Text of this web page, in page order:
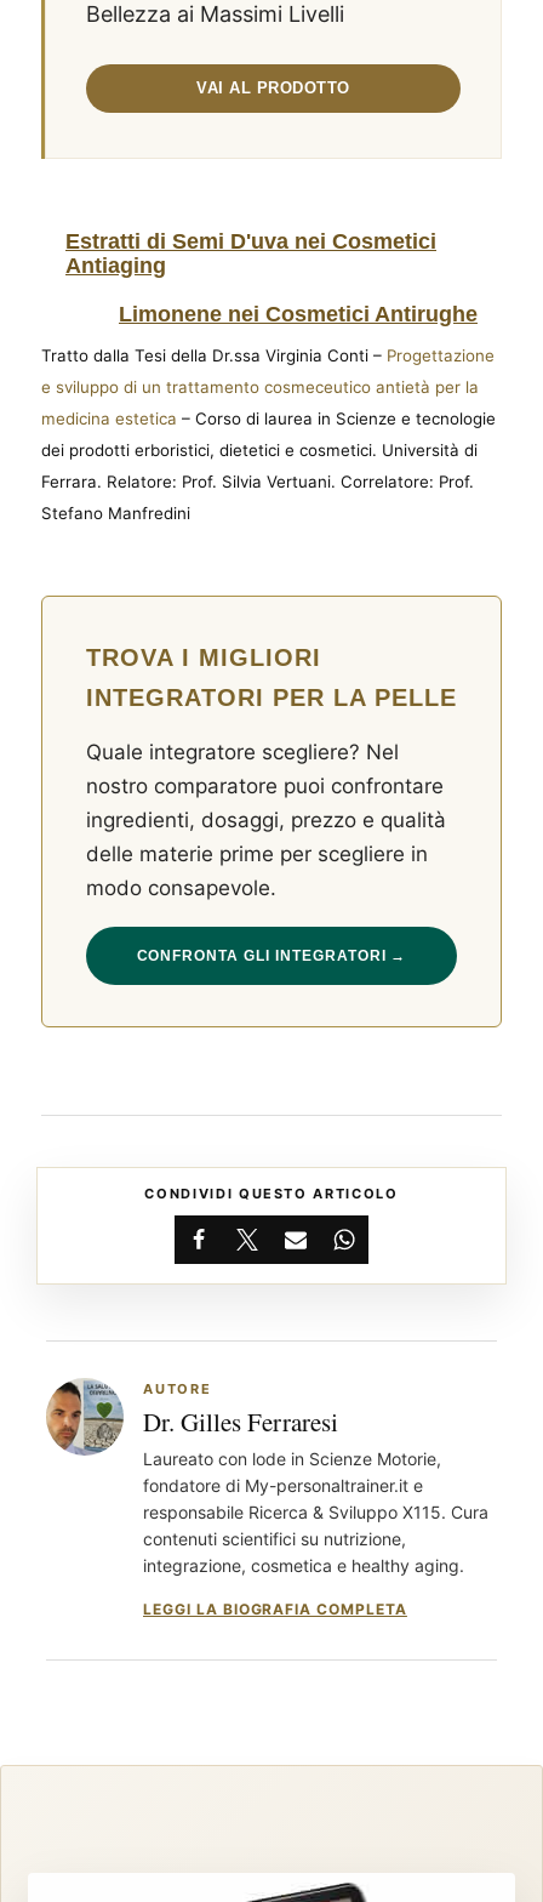
Bellezza ai Massimi Livelli
Estratti di Semi D'uva nei Cosmetici
Antiaging
Limonene nei Cosmetici Antirughe
Tratto dalla Tesi della Dr.ssa Virginia Conti – Progettazione
e sviluppo di un trattamento cosmeceutico antietà per la
medicina estetica – Corso di laurea in Scienze e tecnologie
dei prodotti erboristici, dietetici e cosmetici. Università di
Ferrara. Relatore: Prof. Silvia Vertuani. Correlatore: Prof.
Stefano Manfredini
TROVA I MIGLIORI
INTEGRATORI PER LA PELLE
Quale integratore scegliere? Nel
nostro comparatore puoi confrontare
ingredienti, dosaggi, prezzo e qualità
delle materie prime per scegliere in
modo consapevole.
CONFRONTA GLI INTEGRATORI →
CONDIVIDI QUESTO ARTICOLO
Facebook
X EmailWhatsApp
AUTORE
Dr. Gilles Ferraresi
Laureato con lode in Scienze Motorie,
fondatore di My-personaltrainer.it e
responsabile Ricerca & Sviluppo X115. Cura
contenuti scientifici su nutrizione,
integrazione, cosmetica e healthy aging.
LEGGI LA BIOGRAFIA COMPLETA